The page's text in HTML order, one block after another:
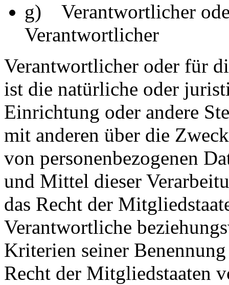
g) Verantwortlicher
Verantwortlicher
Verantwortlicher oder für
ist die natürliche oder
Einrichtung oder andere
mit anderen über die
von personenbezogenen
und Mittel dieser
das Recht der
Verantwortliche
Kriterien seiner
Recht der Mitgliedstaaten